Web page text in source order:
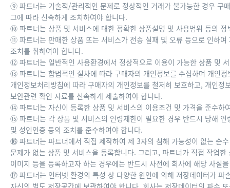
⑨ 파트너는 기술적/관리적인 문제로 정상적인 거래가 불가능한 경우 구
그에 따라 신속하게 조치하여야 합니다.
⑩ 파트너는 상품 및 서비스에 대한 정확한 상품설명 및 사용범위 등의
⑪ 파트너는 판매한 상품 또는 서비스가 전송 실패 및 오류 등으로 인하
조치를 취하여야 합니다.
⑫ 파트너는 일반적인 사용환경에서 정상적으로 이용이 가능한 상품 및
⑬ 파트너는 합법적인 절차에 따라 구매자의 개인정보를 수집하며 개인
개인정보처리방침에 따라 구매자의 개인정보를 철저히 보호하고, 개인
보안관련 확인 자료를 신속하게 제출하여야 합니다.
⑭ 파트너는 자신이 등록한 상품 및 서비스의 이용조건 및 가격을 준수하
⑮ 파트너는 각 상품 및 서비스의 연령제한이 필요한 경우 반드시 당해
및 성인인증 등의 조치를 준수하여야 합니다.
⑯ 파트너는 파트너에서 직접 제작하여 제 3자의 침해 가능성이 없는 순
문제가 없는 상품 및 서비스을 등록합니다. 그리고, 파트너가 직접 작업
이미지 등을 등록하고자 하는 경우에는 반드시 사전에 회사에 해당 사실
⑰ 파트너는 인터넷 환경의 특성 상 다양한 원인에 의해 저장데이터가 파
자신의 별도 저장공간에 보관하여야 합니다. 회사는 저장데이터의 파손